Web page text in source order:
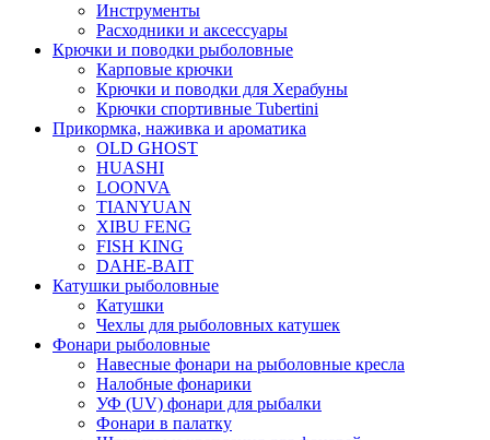
Инструменты
Расходники и аксессуары
Крючки и поводки рыболовные
Карповые крючки
Крючки и поводки для Херабуны
Крючки спортивные Tubertini
Прикормка, наживка и ароматика
OLD GHOST
HUASHI
LOONVA
TIANYUAN
XIBU FENG
FISH KING
DAHE-BAIT
Катушки рыболовные
Катушки
Чехлы для рыболовных катушек
Фонари рыболовные
Навесные фонари на рыболовные кресла
Налобные фонарики
УФ (UV) фонари для рыбалки
Фонари в палатку